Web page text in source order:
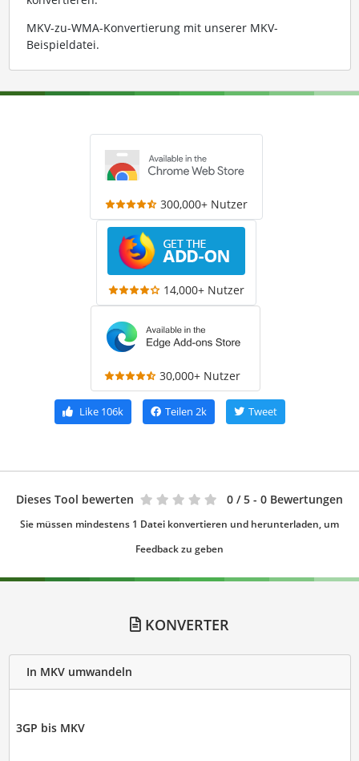
MKV-zu-WMA-Konvertierung mit unserer MKV-
Beispieldatei.
300,000+ Nutzer
14,000+ Nutzer
30,000+ Nutzer
Like 106k Teilen 2k Tweet
Dieses Tool bewerten 0 / 5 - 0 Bewertungen
Sie müssen mindestens 1 Datei konvertieren und herunterladen, um
Feedback zu geben
KONVERTER
In MKV umwandeln
3GP bis MKV